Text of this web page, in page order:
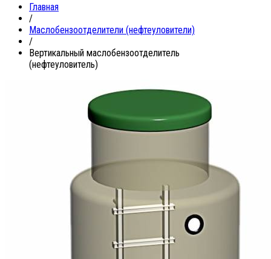
Главная
/
Маслобензоотделители (нефтеуловители)
/
Вертикальный маслобензоотделитель
(нефтеуловитель)